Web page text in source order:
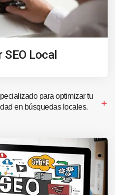
Local
para optimizar tu
en búsquedas locales.